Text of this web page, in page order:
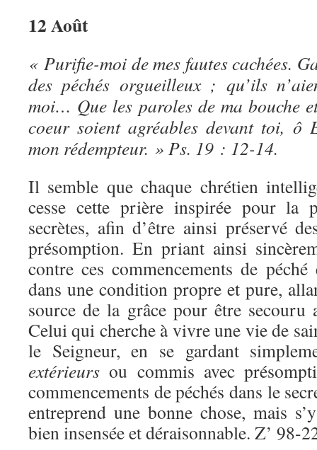
12 Août
« Purifie-moi de mes fautes cachées.
des péchés orgueilleux ; qu’ils
moi… Que les paroles de ma bouche
coeur soient agréables devant toi, ô
mon rédempteur. » Ps. 19 : 12-14.
Il semble que chaque chrétien
cesse cette prière inspirée pour la
secrètes, afin d’être ainsi préservé
présomption. En priant ainsi
contre ces commencements de
dans une condition propre et pure,
source de la grâce pour être secouru
Celui qui cherche à vivre une vie de
le Seigneur, en se gardant
extérieursou commis avec
commencements de péchés dans le
entreprend une bonne chose, mais
bien insensée et déraisonnable. Z’ 98-